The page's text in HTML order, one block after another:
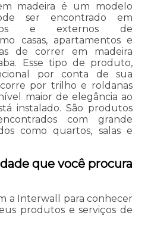
madeira é um modelo
ser encontrado em
e externos de
casas, apartamentos e
de correr em madeira
Esse tipo de produto,
por conta de sua
por trilho e roldanas
maior de elegância ao
instalado. São produtos
com grande
como quartos, salas e
que você procura
a Interwall para conhecer
produtos e serviços de